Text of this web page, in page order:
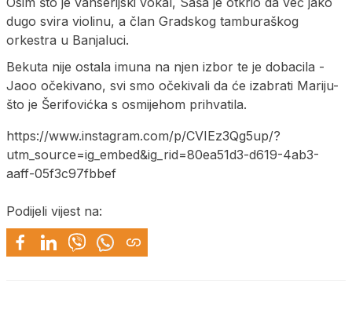
dugo svira violinu, a član Gradskog tamburaškog
orkestra u Banjaluci.
Bekuta nije ostala imuna na njen izbor te je dobacila -
Jaoo očekivano, svi smo očekivali da će izabrati Mariju-
što je Šerifovićka s osmijehom prihvatila.
https://www.instagram.com/p/CVIEz3Qg5up/?
utm_source=ig_embed&ig_rid=80ea51d3-d619-4ab3-
aaff-05f3c97fbbef
Podijeli vijest na: